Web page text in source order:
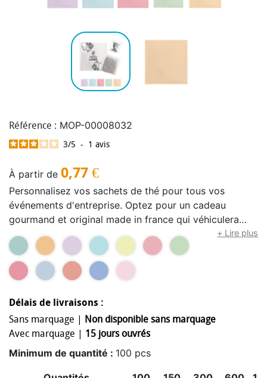
Référence : MOP-00008032
3/5 - 1 avis
À partir de 0,77 €
Personnalisez vos sachets de thé pour tous vos
événements d'entreprise. Optez pour un cadeau
gourmand et original made in france qui véhiculera
votre message de manière ludique. Sur le recto du
sachet, apposez un slogan, un logo ou le visuel de
votre événement, tandis que le verso est idéal pour
inscrire un "appel à l'action" ou vos coordonnées.
de thé personnalisés ! Grace au sachet en coton bio
cousu main dans les ateliers de le beau thé, toutes les
qualités du thé sont préservé et une excellente
infusion est garantie. Plantes BIO, issues de parcelles
et de cultures biologiques certifiées par des
+ Lire plus
Délais de livraisons :
Sans marquage | Non disponible sans marquage
Avec marquage | 15 jours ouvrés
Minimum de quantité : 100 pcs